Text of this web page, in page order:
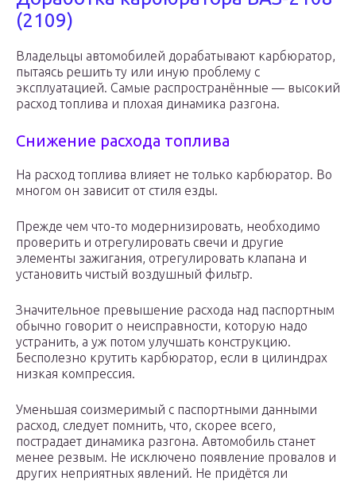
(2109)
Владельцы автомобилей дорабатывают карбюратор,
пытаясь решить ту или иную проблему с
эксплуатацией. Самые распространённые — высокий
расход топлива и плохая динамика разгона.
Снижение расхода топлива
На расход топлива влияет не только карбюратор. Во
многом он зависит от стиля езды.
Прежде чем что-то модернизировать, необходимо
проверить и отрегулировать свечи и другие
элементы зажигания, отрегулировать клапана и
установить чистый воздушный фильтр.
Значительное превышение расхода над паспортным
обычно говорит о неисправности, которую надо
устранить, а уж потом улучшать конструкцию.
Бесполезно крутить карбюратор, если в цилиндрах
низкая компрессия.
Уменьшая соизмеримый с паспортными данными
расход, следует помнить, что, скорее всего,
пострадает динамика разгона. Автомобиль станет
менее резвым. Не исключено появление провалов и
других неприятных явлений. Не придётся ли